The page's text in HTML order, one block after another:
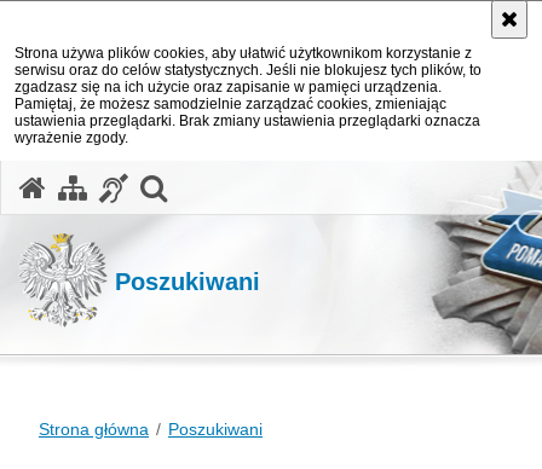
Strona używa plików cookies, aby ułatwić użytkownikom korzystanie z
serwisu oraz do celów statystycznych. Jeśli nie blokujesz tych plików, to
zgadzasz się na ich użycie oraz zapisanie w pamięci urządzenia.
Pamiętaj, że możesz samodzielnie zarządzać cookies, zmieniając
ustawienia przeglądarki. Brak zmiany ustawienia przeglądarki oznacza
wyrażenie zgody.
Poszukiwani
Strona główna Poszukiwani